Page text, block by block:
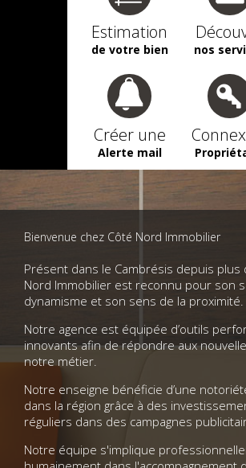
Estimation
de votre bien nos
Créer une
Alerte mail
Bienvenue chez Côté Nord Immobilier
Présent dans le Cambrésis depuis plus
Nord Immobilier est reconnu pour son
dynamisme et son sens de la proximité.
Notre agence est équipée d’outils
innovants afin de répondre aux
notre métier.
Notre enseigne bénéficie d’une
dans la région grâce à des
réguliers dans des campagnes
Notre équipe s'implique